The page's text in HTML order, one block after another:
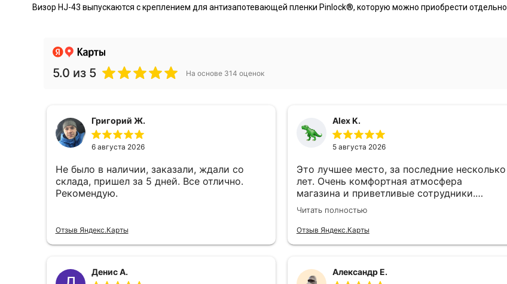
Визор HJ-43 выпускаются с креплением для антизапотевающей пленки Pinlock®, которую можно приобрести отдельно.